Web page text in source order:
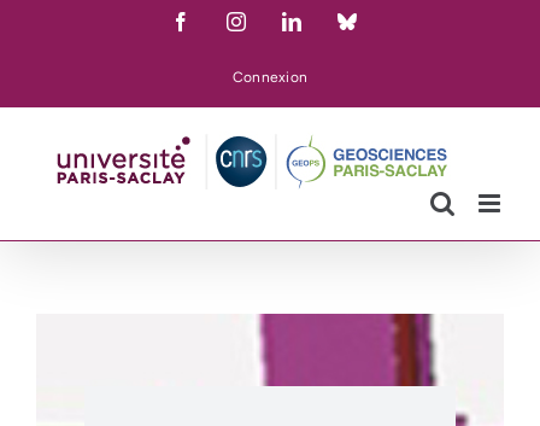
FacebookInstagramLinkedInBluesky
Connexion